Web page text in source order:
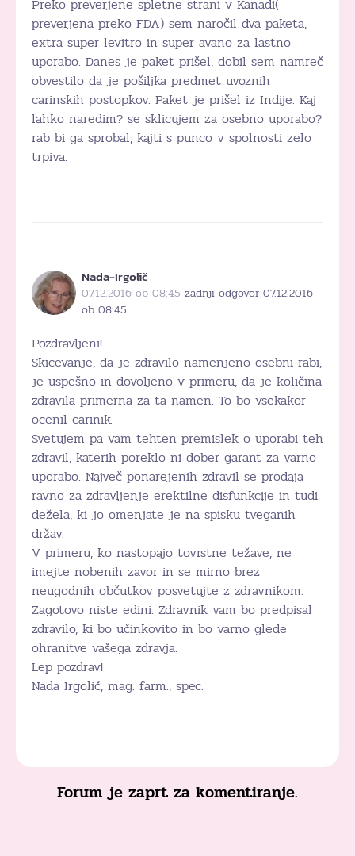
Preko preverjene spletne strani v Kanadi(
preverjena preko FDA) sem naročil dva paketa,
extra super levitro in super avano za lastno
uporabo. Danes je paket prišel, dobil sem namreč
obvestilo da je pošiljka predmet uvoznih
carinskih postopkov. Paket je prišel iz Indije. Kaj
lahko naredim? se sklicujem za osebno uporabo?
rab bi ga sprobal, kajti s punco v spolnosti zelo
trpiva.
Nada-Irgolič
07.12.2016 ob 08:45 zadnji odgovor 07.12.2016
ob 08:45
Pozdravljeni!
Skicevanje, da je zdravilo namenjeno osebni rabi,
je uspešno in dovoljeno v primeru, da je količina
zdravila primerna za ta namen. To bo vsekakor
ocenil carinik.
Svetujem pa vam tehten premislek o uporabi teh
zdravil, katerih poreklo ni dober garant za varno
uporabo. Največ ponarejenih zdravil se prodaja
ravno za zdravljenje erektilne disfunkcije in tudi
dežela, ki jo omenjate je na spisku tveganih
držav.
V primeru, ko nastopajo tovrstne težave, ne
imejte nobenih zavor in se mirno brez
neugodnih občutkov posvetujte z zdravnikom.
Zagotovo niste edini. Zdravnik vam bo predpisal
zdravilo, ki bo učinkovito in bo varno glede
ohranitve vašega zdravja.
Lep pozdrav!
Nada Irgolič, mag. farm., spec.
Forum je zaprt za komentiranje.